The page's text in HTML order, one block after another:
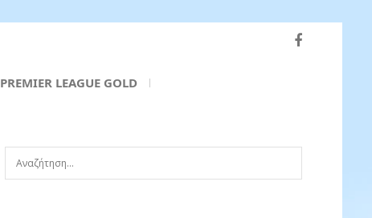
PREMIER LEAGUE GOLD
Αναζήτηση...